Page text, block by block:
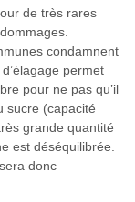
de très rares
condamnent
permet
pour ne pas qu’il
sucre (capacité
grande quantité
est déséquilibrée.
donc